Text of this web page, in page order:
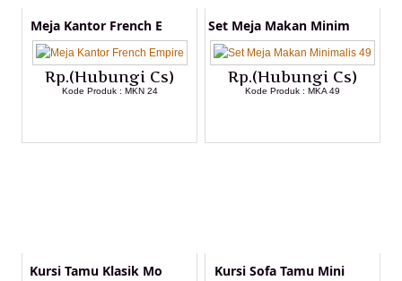
Meja Kantor French E
Rp.(Hubungi Cs)
Kode Produk : MKN 24
Set Meja Makan Minim
Rp.(Hubungi Cs)
Kode Produk : MKA 49
Kursi Tamu Klasik Mo Kursi Sofa Tamu Mini